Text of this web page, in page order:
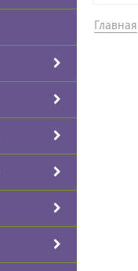
Главная